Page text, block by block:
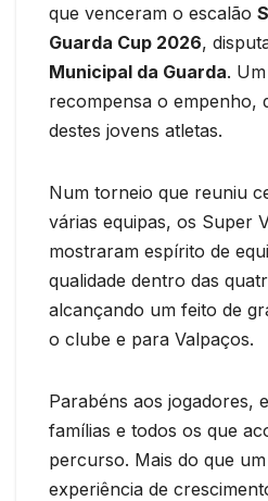
que venceram o escalão
Guarda Cup 2026,
Municipal da Guarda.
recompensa o empenho,
destes jovens atletas.
Num torneio que reuniu
várias equipas, os Super
mostraram espírito de
qualidade dentro das
alcançando um feito de
o clube e para Valpaços.
Parabéns aos jogadores,
famílias e todos os que
percurso. Mais do que
experiência de